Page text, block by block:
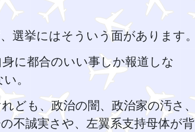
選挙にはそういう面があります。
に都合のいい事しか報道しな
。
ども、政治の闇、政治家の汚さ、
不誠実さや、左翼系支持母体が背